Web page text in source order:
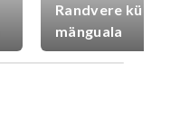
Randvere
mänguala